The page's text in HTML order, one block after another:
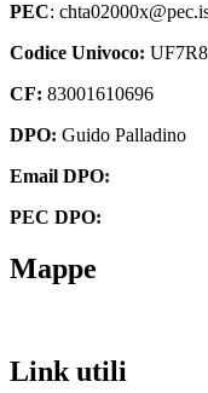
PEC:
Codice Univoco:
CF: 83001610696
DPO: Guido Palladino
Email DPO:
PEC DPO:
Mappe
Link utili